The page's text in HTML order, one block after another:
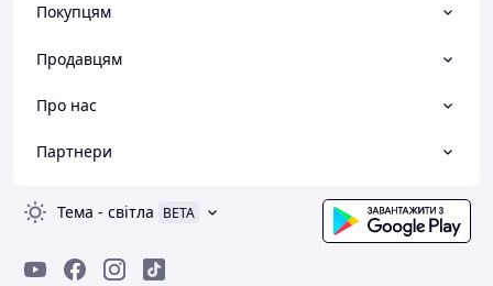
Покупцям
Продавцям
Про нас
Партнери
Тема - світла BETA